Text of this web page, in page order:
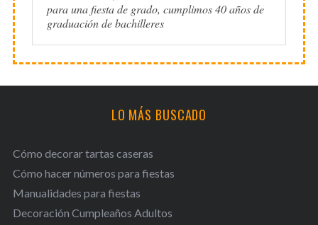
para una fiesta de grado, cumplimos 40 años de
graduación de bachilleres
LO MÁS BUSCADO
Cómo decorar tartas caseras
Cómo hacer números para fiestas
Manualidades para fiestas
Decoración Cumpleaños Adultos